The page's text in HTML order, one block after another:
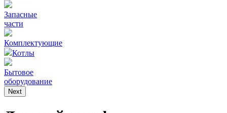
Запасные
части
Комплектующие
Котлы
Бытовое
оборудование
Next